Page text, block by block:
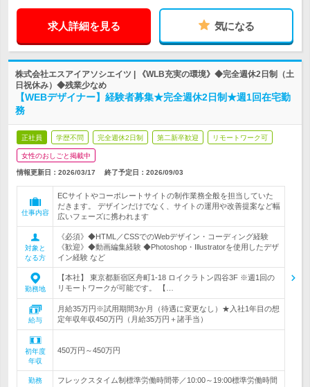
求人詳細を見る 気になる
株式会社エスアイアソシエイツ | 《WLB充実の環境》◆完全週休2日制（土
日祝休み）◆残業少なめ
【WEBデザイナー】経験者募集★完全週休2日制★週1回在宅勤
務
正社員 学歴不問 完全週休2日制 第二新卒歓迎 リモートワーク可
女性のおしごと掲載中
情報更新日：2026/03/17 終了予定日： 2026/09/03
仕事内容
ECサイトやコーポレートサイトの制作業務全般を担当していた
だきます。 デザインだけでなく、サイトの運用や改善提案など幅
広いフェーズに携われます
対象と
なる方
《必須》◆HTML／CSSでのWebデザイン・コーディング経験
《歓迎》◆動画編集経験 ◆Photoshop・Illustratorを使用したデザ
イン経験 など
勤務地
【本社】 東京都新宿区舟町1-18 ロイクラトン四谷3F ※週1回の
リモートワークが可能です。 【…
給与
月給35万円※試用期間3か月（待遇に変更なし）★入社1年目の想
定年収年収450万円（月給35万円＋諸手当）
初年度
年収
450万円～450万円
勤務
フレックスタイム制標準労働時間帯／10:00～19:00標準労働時間